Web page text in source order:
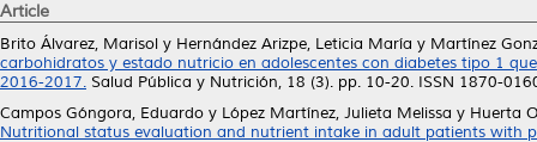
Article
Brito Álvarez, Marisol y Hernández Arizpe, Leticia María y Martínez
carbohidratos y estado nutricio en adolescentes con diabetes tipo 1
2016-2017. Salud Pública y Nutrición, 18 (3). pp. 10-20. ISSN 1870-
Campos Góngora, Eduardo y López Martínez, Julieta Melissa y Huerta
Nutritional status evaluation and nutrient intake in adult patients with